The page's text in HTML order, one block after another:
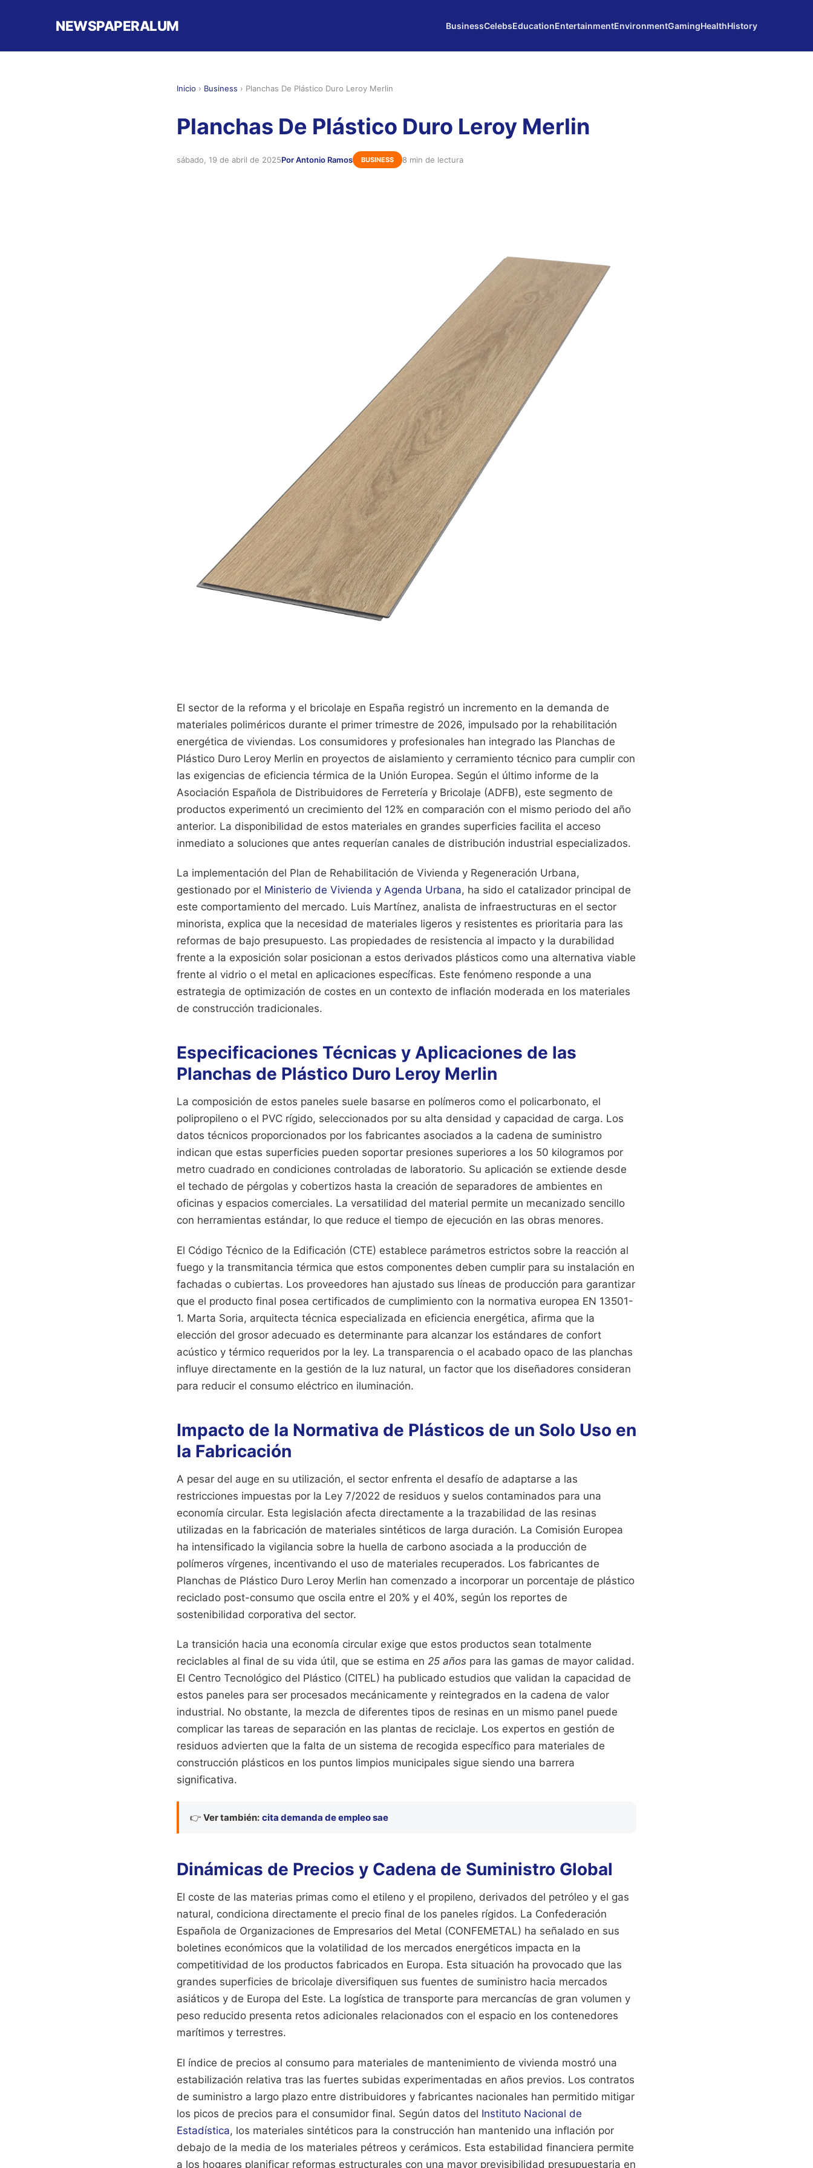
NEWSPAPERALUM BusinessCelebsEducationEntertainmentEnvironmentGamingHealthHistory
Inicio › Business › Planchas De Plástico Duro Leroy Merlin
Planchas De Plástico Duro Leroy Merlin
sábado, 19 de abril de 2025Por Antonio Ramos BUSINESS 8 min de lectura
El sector de la reforma y el bricolaje en España registró un incremento en la demanda de
materiales poliméricos durante el primer trimestre de 2026, impulsado por la rehabilitación
energética de viviendas. Los consumidores y profesionales han integrado las Planchas de
Plástico Duro Leroy Merlin en proyectos de aislamiento y cerramiento técnico para cumplir con
las exigencias de eficiencia térmica de la Unión Europea. Según el último informe de la
Asociación Española de Distribuidores de Ferretería y Bricolaje (ADFB), este segmento de
productos experimentó un crecimiento del 12% en comparación con el mismo periodo del año
anterior. La disponibilidad de estos materiales en grandes superficies facilita el acceso
inmediato a soluciones que antes requerían canales de distribución industrial especializados.
La implementación del Plan de Rehabilitación de Vivienda y Regeneración Urbana,
gestionado por el Ministerio de Vivienda y Agenda Urbana, ha sido el catalizador principal de
este comportamiento del mercado. Luis Martínez, analista de infraestructuras en el sector
minorista, explica que la necesidad de materiales ligeros y resistentes es prioritaria para las
reformas de bajo presupuesto. Las propiedades de resistencia al impacto y la durabilidad
frente a la exposición solar posicionan a estos derivados plásticos como una alternativa viable
frente al vidrio o el metal en aplicaciones específicas. Este fenómeno responde a una
estrategia de optimización de costes en un contexto de inflación moderada en los materiales
de construcción tradicionales.
Especificaciones Técnicas y Aplicaciones de las
Planchas de Plástico Duro Leroy Merlin
La composición de estos paneles suele basarse en polímeros como el policarbonato, el
polipropileno o el PVC rígido, seleccionados por su alta densidad y capacidad de carga. Los
datos técnicos proporcionados por los fabricantes asociados a la cadena de suministro
indican que estas superficies pueden soportar presiones superiores a los 50 kilogramos por
metro cuadrado en condiciones controladas de laboratorio. Su aplicación se extiende desde
el techado de pérgolas y cobertizos hasta la creación de separadores de ambientes en
oficinas y espacios comerciales. La versatilidad del material permite un mecanizado sencillo
con herramientas estándar, lo que reduce el tiempo de ejecución en las obras menores.
El Código Técnico de la Edificación (CTE) establece parámetros estrictos sobre la reacción al
fuego y la transmitancia térmica que estos componentes deben cumplir para su instalación en
fachadas o cubiertas. Los proveedores han ajustado sus líneas de producción para garantizar
que el producto final posea certificados de cumplimiento con la normativa europea EN 13501-
1. Marta Soria, arquitecta técnica especializada en eficiencia energética, afirma que la
elección del grosor adecuado es determinante para alcanzar los estándares de confort
acústico y térmico requeridos por la ley. La transparencia o el acabado opaco de las planchas
influye directamente en la gestión de la luz natural, un factor que los diseñadores consideran
para reducir el consumo eléctrico en iluminación.
Impacto de la Normativa de Plásticos de un Solo Uso en
la Fabricación
A pesar del auge en su utilización, el sector enfrenta el desafío de adaptarse a las
restricciones impuestas por la Ley 7/2022 de residuos y suelos contaminados para una
economía circular. Esta legislación afecta directamente a la trazabilidad de las resinas
utilizadas en la fabricación de materiales sintéticos de larga duración. La Comisión Europea
ha intensificado la vigilancia sobre la huella de carbono asociada a la producción de
polímeros vírgenes, incentivando el uso de materiales recuperados. Los fabricantes de
Planchas de Plástico Duro Leroy Merlin han comenzado a incorporar un porcentaje de plástico
reciclado post-consumo que oscila entre el 20% y el 40%, según los reportes de
sostenibilidad corporativa del sector.
La transición hacia una economía circular exige que estos productos sean totalmente
reciclables al final de su vida útil, que se estima en 25 años para las gamas de mayor calidad.
El Centro Tecnológico del Plástico (CITEL) ha publicado estudios que validan la capacidad de
estos paneles para ser procesados mecánicamente y reintegrados en la cadena de valor
industrial. No obstante, la mezcla de diferentes tipos de resinas en un mismo panel puede
complicar las tareas de separación en las plantas de reciclaje. Los expertos en gestión de
residuos advierten que la falta de un sistema de recogida específico para materiales de
construcción plásticos en los puntos limpios municipales sigue siendo una barrera
significativa.
👉 Ver también: cita demanda de empleo sae
Dinámicas de Precios y Cadena de Suministro Global
El coste de las materias primas como el etileno y el propileno, derivados del petróleo y el gas
natural, condiciona directamente el precio final de los paneles rígidos. La Confederación
Española de Organizaciones de Empresarios del Metal (CONFEMETAL) ha señalado en sus
boletines económicos que la volatilidad de los mercados energéticos impacta en la
competitividad de los productos fabricados en Europa. Esta situación ha provocado que las
grandes superficies de bricolaje diversifiquen sus fuentes de suministro hacia mercados
asiáticos y de Europa del Este. La logística de transporte para mercancías de gran volumen y
peso reducido presenta retos adicionales relacionados con el espacio en los contenedores
marítimos y terrestres.
El índice de precios al consumo para materiales de mantenimiento de vivienda mostró una
estabilización relativa tras las fuertes subidas experimentadas en años previos. Los contratos
de suministro a largo plazo entre distribuidores y fabricantes nacionales han permitido mitigar
los picos de precios para el consumidor final. Según datos del Instituto Nacional de
Estadística, los materiales sintéticos para la construcción han mantenido una inflación por
debajo de la media de los materiales pétreos y cerámicos. Esta estabilidad financiera permite
a los hogares planificar reformas estructurales con una mayor previsibilidad presupuestaria en